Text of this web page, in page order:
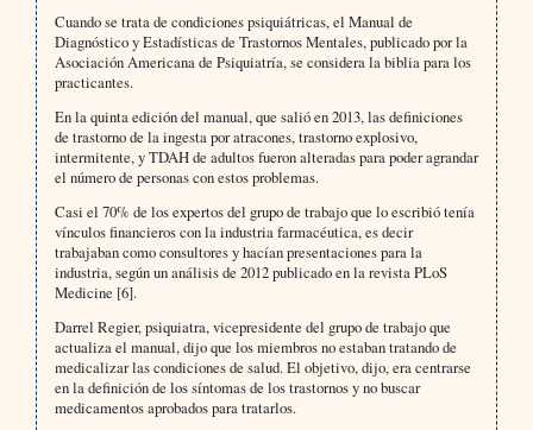
Cuando se trata de condiciones psiquiátricas, el Manual de
Diagnóstico y Estadísticas de Trastornos Mentales, publicado por la
Asociación Americana de Psiquiatría, se considera la biblia para los
practicantes.
En la quinta edición del manual, que salió en 2013, las definiciones
de trastorno de la ingesta por atracones, trastorno explosivo,
intermitente, y TDAH de adultos fueron alteradas para poder agrandar
el número de personas con estos problemas.
Casi el 70% de los expertos del grupo de trabajo que lo escribió tenía
vínculos financieros con la industria farmacéutica, es decir
trabajaban como consultores y hacían presentaciones para la
industria, según un análisis de 2012 publicado en la revista PLoS
Medicine [6].
Darrel Regier, psiquiatra, vicepresidente del grupo de trabajo que
actualiza el manual, dijo que los miembros no estaban tratando de
medicalizar las condiciones de salud. El objetivo, dijo, era centrarse
en la definición de los síntomas de los trastornos y no buscar
medicamentos aprobados para tratarlos.